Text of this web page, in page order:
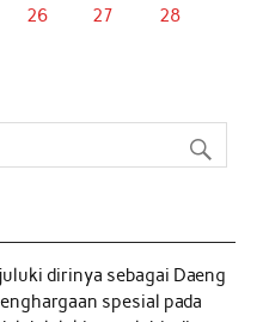
26 27
28
dirinya sebagai Daeng
spesial pada